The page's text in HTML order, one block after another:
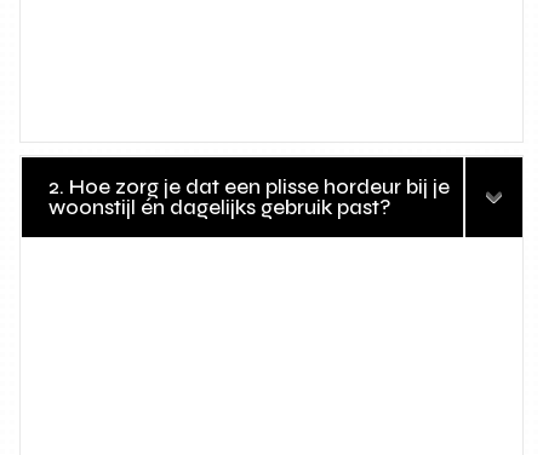
2. Hoe zorg je dat een plisse hordeur bij je
woonstijl én dagelijks gebruik past?